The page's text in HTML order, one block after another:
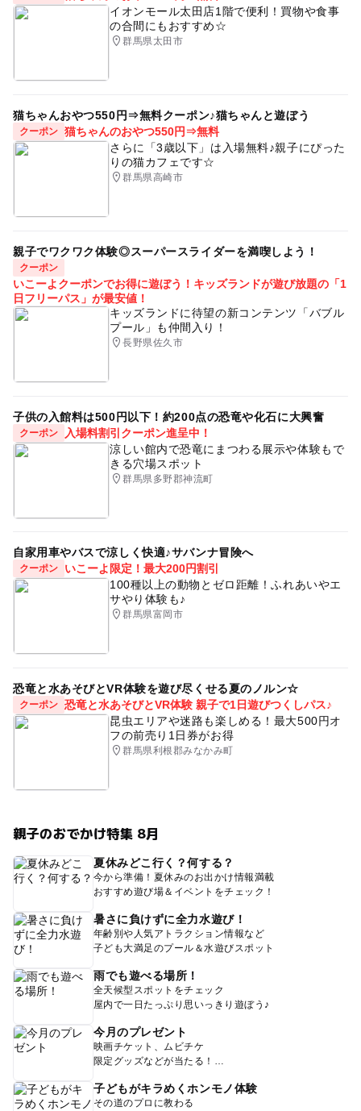
イオンモール太田店1階で便利！買物や食事
の合間にもおすすめ☆
群馬県太田市
猫ちゃんおやつ550円⇒無料クーポン♪猫ちゃんと遊ぼう
クーポン 猫ちゃんのおやつ550円⇒無料
さらに「3歳以下」は入場無料♪親子にぴった
りの猫カフェです☆
群馬県高崎市
親子でワクワク体験◎スーパースライダーを満喫しよう！
クーポン
いこーよクーポンでお得に遊ぼう！キッズランドが遊び放題の「1
日フリーパス」が最安値！
キッズランドに待望の新コンテンツ「バブル
プール」も仲間入り！
長野県佐久市
子供の入館料は500円以下！約200点の恐竜や化石に大興奮
クーポン
入場料割引クーポン進呈中！
涼しい館内で恐竜にまつわる展示や体験もで
きる穴場スポット
群馬県多野郡神流町
自家用車やバスで涼しく快適♪サバンナ冒険へ
クーポン
いこーよ限定！最大200円割引
100種以上の動物とゼロ距離！ふれあいやエ
サやり体験も♪
群馬県富岡市
恐竜と水あそびとVR体験を遊び尽くせる夏のノルン☆
クーポン 恐竜と水あそびとVR体験 親子で1日遊びつくしパス♪
昆虫エリアや迷路も楽しめる！最大500円オ
フの前売り1日券がお得
群馬県利根郡みなかみ町
親子のおでかけ特集 8月
夏休みどこ行く？何する？
今から準備！夏休みのお出かけ情報満載
おすすめ遊び場＆イベントをチェック！
暑さに負けずに全力水遊び！
年齢別や人気アトラクション情報など
子ども大満足のプール＆水遊びスポット
雨でも遊べる場所！
全天候型スポットをチェック
屋内で一日たっぷり思いっきり遊ぼう♪
今月のプレゼント
映画チケット、ムビチケ
限定グッズなどが当たる！
子どもがキラめくホンモノ体験
その道のプロに教わる